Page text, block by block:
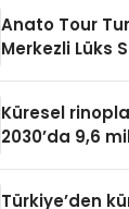
Anato Tour
Merkezli Lüks
Küresel
2030’da 9,6
Türkiye’den